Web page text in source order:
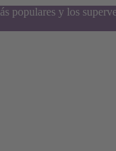
populares y los